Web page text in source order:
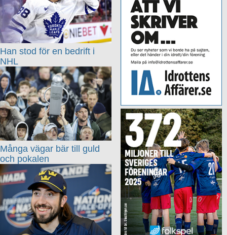
Han stod för en bedrift i
NHL
Många vägar bär till guld
och pokalen